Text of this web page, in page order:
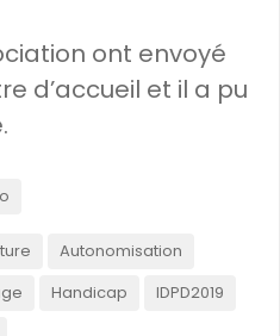
ont envoyé
d’accueil et il a pu
Autonomisation
Handicap
IDPD2019